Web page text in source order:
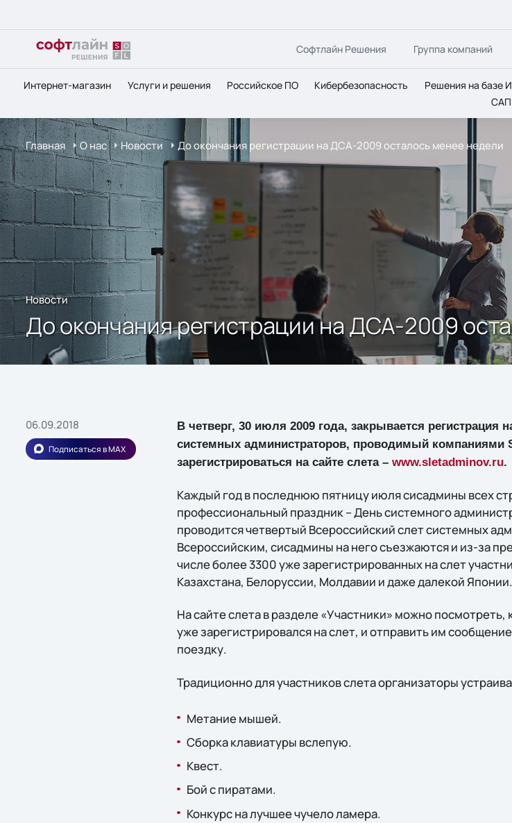
Софтлайн Решения Группа компаний
Интернет-магазин Услуги и решения Российское ПО Кибербезопасность Решения на базе
Главная О нас Новости До окончания регистрации на ДСА-2009 осталось менее недели
Новости
До окончания регистрации на ДСА-2009
06.09.2018
Подписаться в MAX
В четверг, 30 июля 2009 года, закрывается регистрация
системных администраторов, проводимый компаниями
зарегистрироваться на сайте слета – www.sletadminov.ru.
Каждый год в последнюю пятницу июля сисадмины всех
профессиональный праздник – День системного
проводится четвертый Всероссийский слет системных
Всероссийским, сисадмины на него съезжаются и из-за
числе более 3300 уже зарегистрированных на слет
Казахстана, Белоруссии, Молдавии и даже далекой Японии.
На сайте слета в разделе «Участники» можно посмотреть,
уже зарегистрировался на слет, и отправить им
поездку.
Традиционно для участников слета организаторы
Метание мышей.
Сборка клавиатуры вслепую.
Квест.
Бой с пиратами.
Конкурс на лучшее чучело ламера.